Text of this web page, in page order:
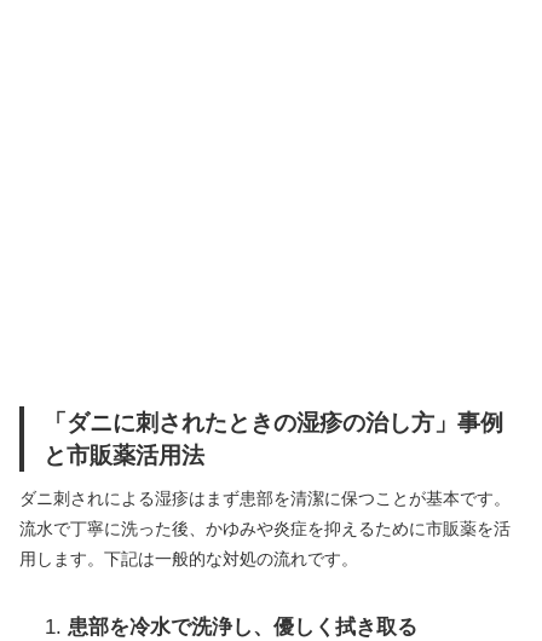
「ダニに刺されたときの湿疹の治し方」事例
と市販薬活用法
ダニ刺されによる湿疹はまず患部を清潔に保つことが基本です。
流水で丁寧に洗った後、かゆみや炎症を抑えるために市販薬を活
用します。下記は一般的な対処の流れです。
患部を冷水で洗浄し、優しく拭き取る